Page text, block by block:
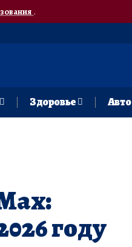
.
Здоровье Авто
году